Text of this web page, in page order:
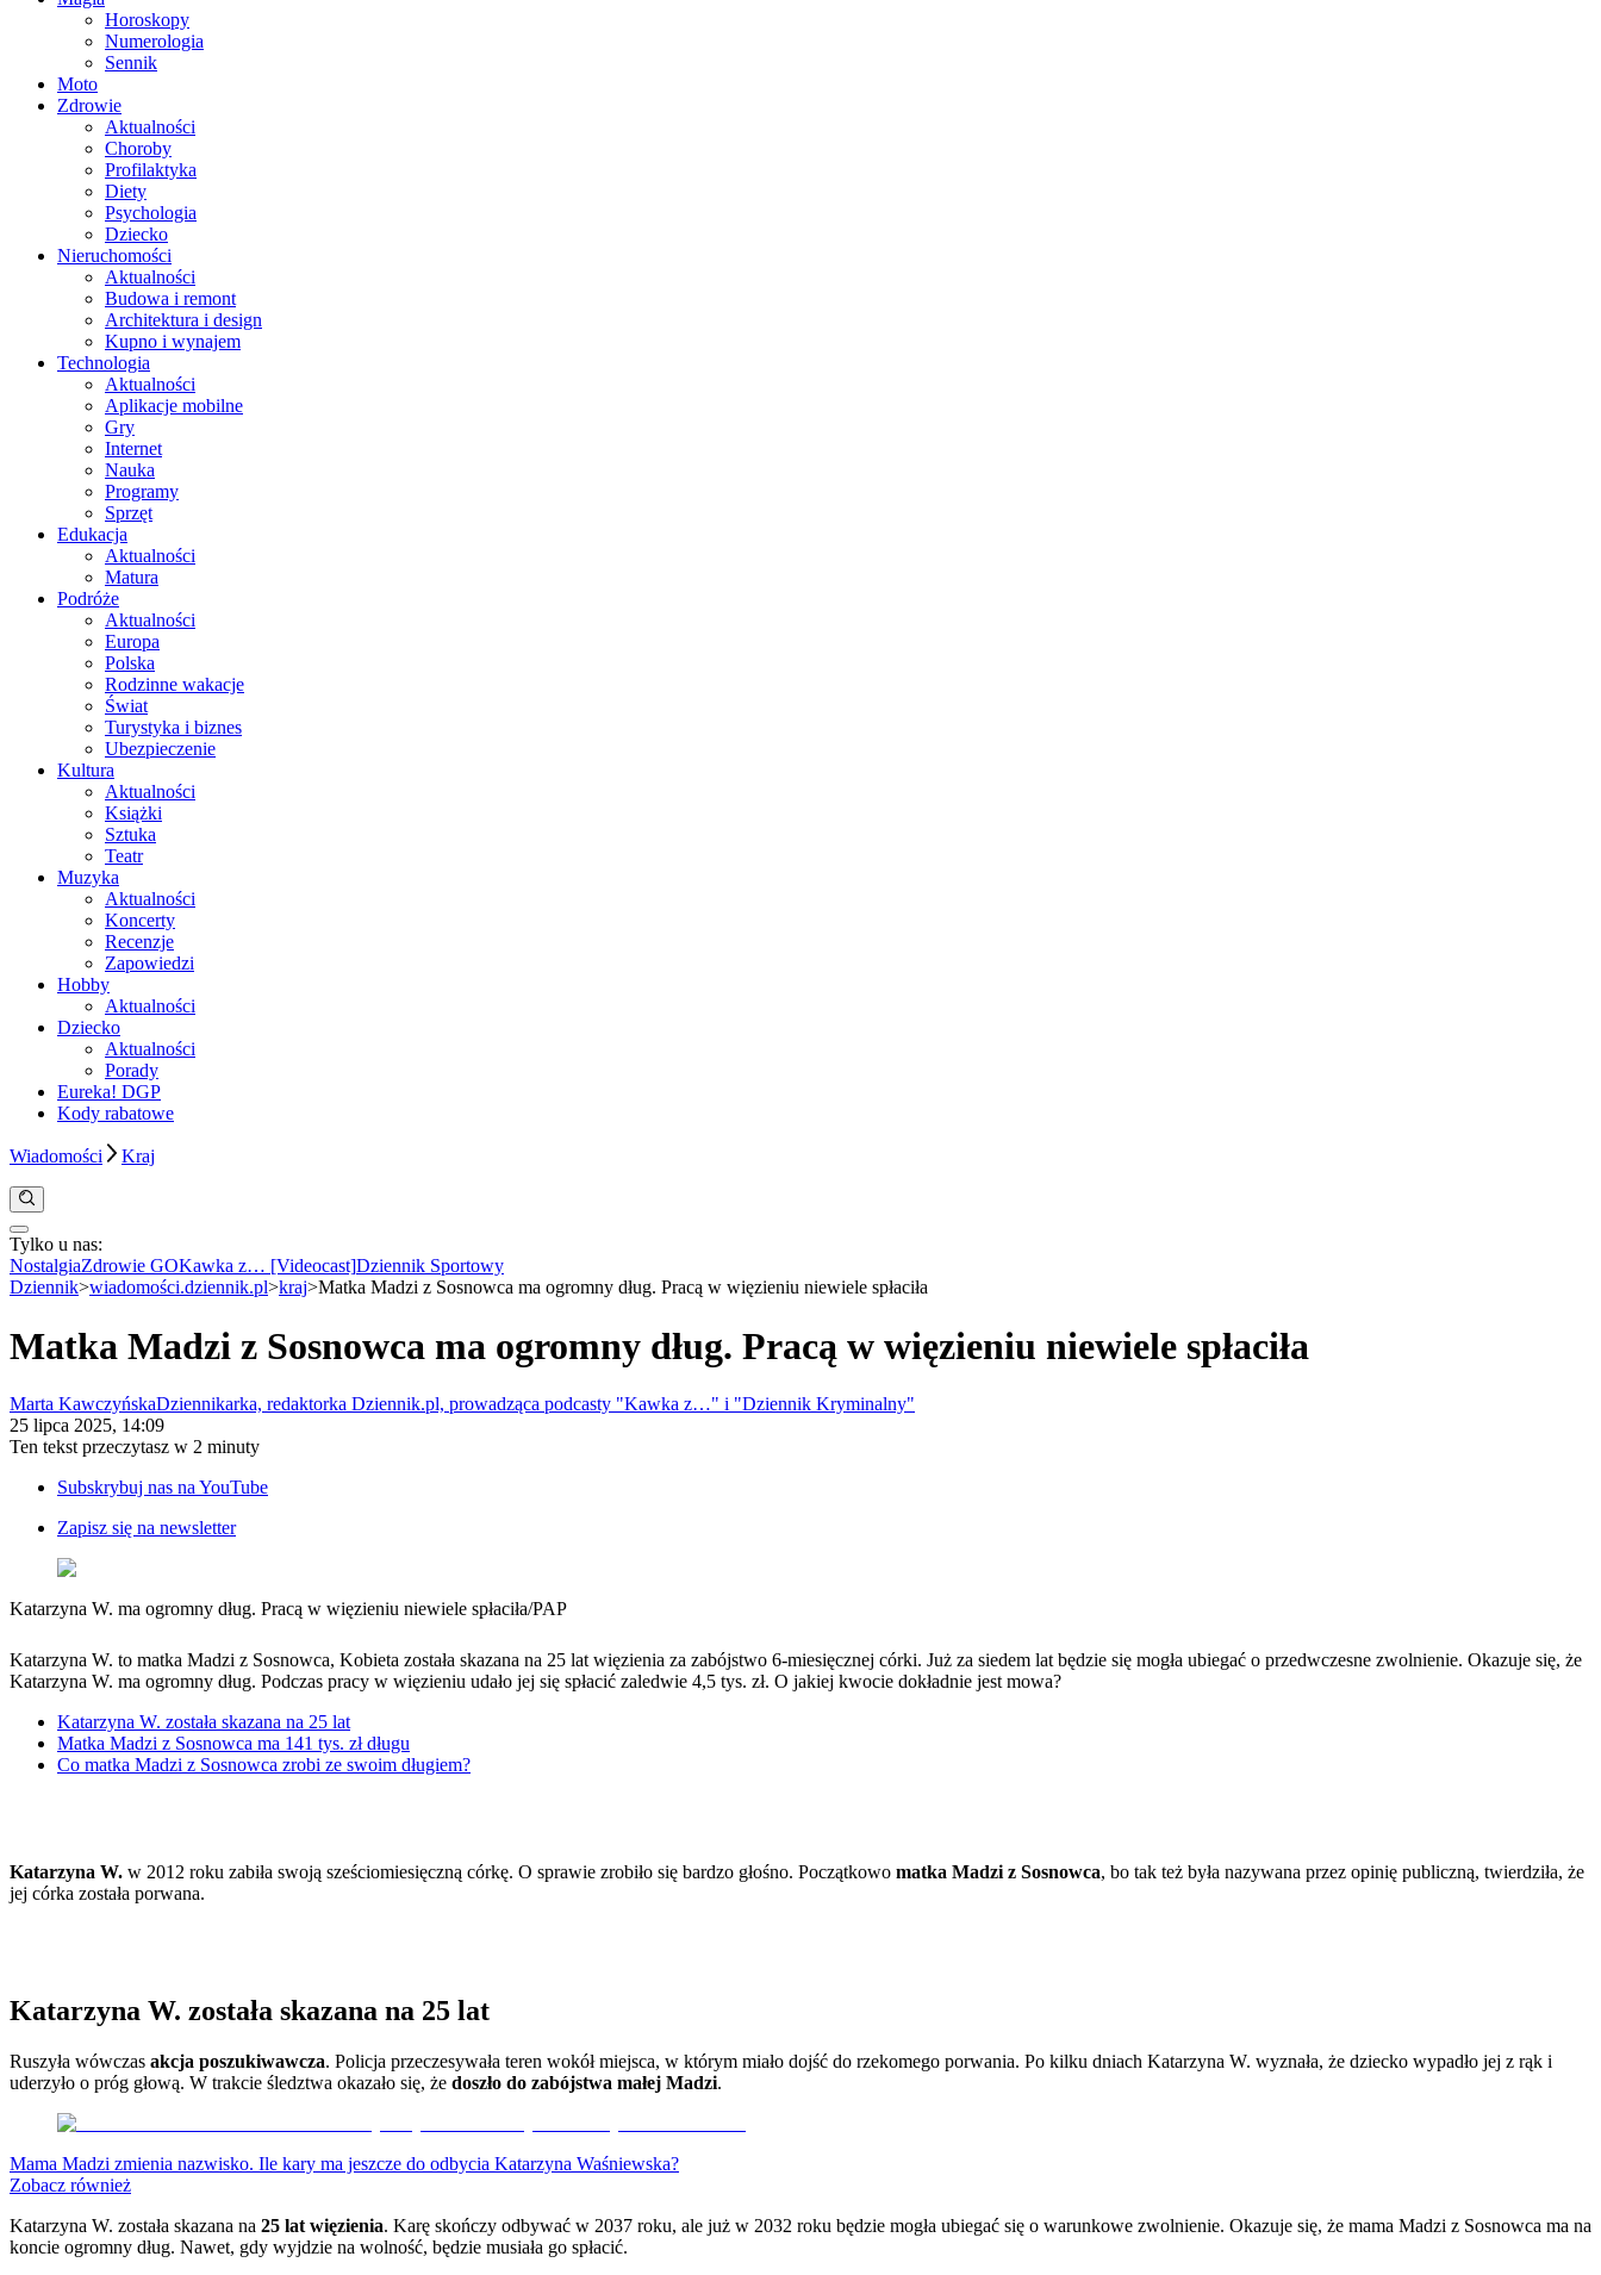
Horoskopy
Numerologia
Sennik
Moto
Zdrowie
Aktualności
Choroby
Profilaktyka
Diety
Psychologia
Dziecko
Nieruchomości
Aktualności
Budowa i remont
Architektura i design
Kupno i wynajem
Technologia
Aktualności
Aplikacje mobilne
Gry
Internet
Nauka
Programy
Sprzęt
Edukacja
Aktualności
Matura
Podróże
Aktualności
Europa
Polska
Rodzinne wakacje
Świat
Turystyka i biznes
Ubezpieczenie
Kultura
Aktualności
Książki
Sztuka
Teatr
Muzyka
Aktualności
Koncerty
Recenzje
Zapowiedzi
Hobby
Aktualności
Dziecko
Aktualności
Porady
Eureka! DGP
Kody rabatowe
Wiadomości Kraj
Anuluj
Wiadomości
Kraj
Nauka
Gospodarka
Aktualności
Emerytury
Finanse
Praca
Podatki
Twoje finanse
Finanse
KSEF
Aktualności
Automotive
Jednoślady
Drogi
Na wakacje
Paliwo
Porady
Premiery
Plotki
Telewizja
Hity internetu
Aktualności
Uroda
Porady
Święta
Sport
Siatkówka
Tenis
Kolarstwo
Koszykówka
Tylko u nas:
NostalgiaZdrowie GOKawka z… [Videocast]Dziennik Sportowy
Dziennik>wiadomości.dziennik.pl>kraj>Matka Madzi z Sosnowca ma ogromny dług. Pracą w więzieniu niewiele spłaciła
Matka Madzi z Sosnowca ma ogromny dług. Pracą w więzieniu niewiele spłaciła
Marta KawczyńskaDziennikarka, redaktorka Dziennik.pl, prowadząca podcasty "Kawka z…" i "Dziennik Kryminalny"
25 lipca 2025, 14:09
Ten tekst przeczytasz w 2 minuty
Subskrybuj nas na YouTube
Zapisz się na newsletter
Katarzyna W. ma ogromny dług. Pracą w więzieniu niewiele spłaciła/PAP
Katarzyna W. to matka Madzi z Sosnowca, Kobieta została skazana na 25 lat więzienia za zabójstwo 6-miesięcznej córki. Już za siedem lat będzie się mogła ubiegać o przedwczesne zwolnienie. Okazuje się, że
Katarzyna W. ma ogromny dług. Podczas pracy w więzieniu udało jej się spłacić zaledwie 4,5 tys. zł. O jakiej kwocie dokładnie jest mowa?
Katarzyna W. została skazana na 25 lat
Matka Madzi z Sosnowca ma 141 tys. zł długu
Co matka Madzi z Sosnowca zrobi ze swoim długiem?
Katarzyna W. w 2012 roku zabiła swoją sześciomiesięczną córkę. O sprawie zrobiło się bardzo głośno. Początkowo matka Madzi z Sosnowca, bo tak też była nazywana przez opinię publiczną, twierdziła, że
jej córka została porwana.
Katarzyna W. została skazana na 25 lat
Ruszyła wówczas akcja poszukiwawcza. Policja przeczesywała teren wokół miejsca, w którym miało dojść do rzekomego porwania. Po kilku dniach Katarzyna W. wyznała, że dziecko wypadło jej z rąk i
uderzyło o próg głową. W trakcie śledztwa okazało się, że doszło do zabójstwa małej Madzi.
Mama Madzi zmienia nazwisko. Ile kary ma jeszcze do odbycia Katarzyna Waśniewska?
Zobacz również
Katarzyna W. została skazana na 25 lat więzienia. Karę skończy odbywać w 2037 roku, ale już w 2032 roku będzie mogła ubiegać się o warunkowe zwolnienie. Okazuje się, że mama Madzi z Sosnowca ma na
koncie ogromny dług. Nawet, gdy wyjdzie na wolność, będzie musiała go spłacić.